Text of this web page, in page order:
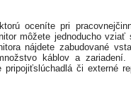
oceníte pri
môžete jednoducho
nájdete zabudované
káblov a
či externé